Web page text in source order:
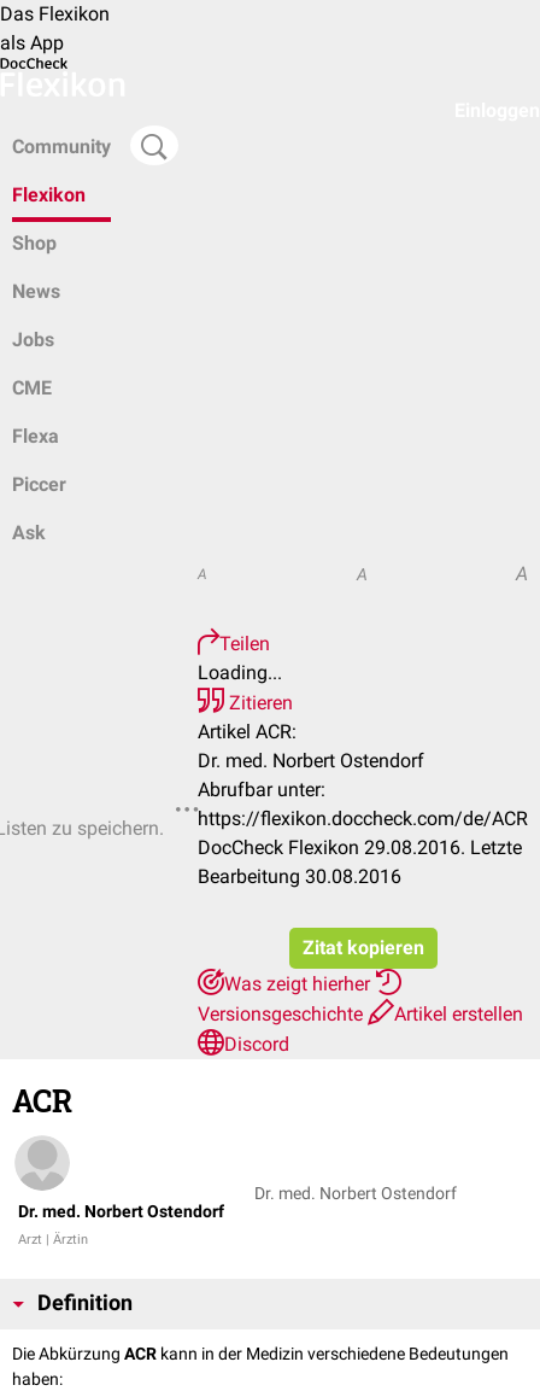
Das Flexikon
als App
Community
Flexikon
Shop
News
Jobs
CME
Flexa
Piccer
Ask
zu speichern.
A A A
Teilen
Loading...
Zitieren
Artikel ACR:
Dr. med. Norbert Ostendorf
Abrufbar unter:
https://flexikon.doccheck.com/de/ACR
DocCheck Flexikon 29.08.2016. Letzte
Bearbeitung 30.08.2016
Zitat kopieren
Was zeigt hierher
Versionsgeschichte
Artikel erstellen
Discord
ACR
Dr. med. Norbert Ostendorf
Arzt | Ärztin
Dr. med. Norbert Ostendorf
Definition
Die Abkürzung ACR kann in der Medizin verschiedene Bedeutungen
haben: